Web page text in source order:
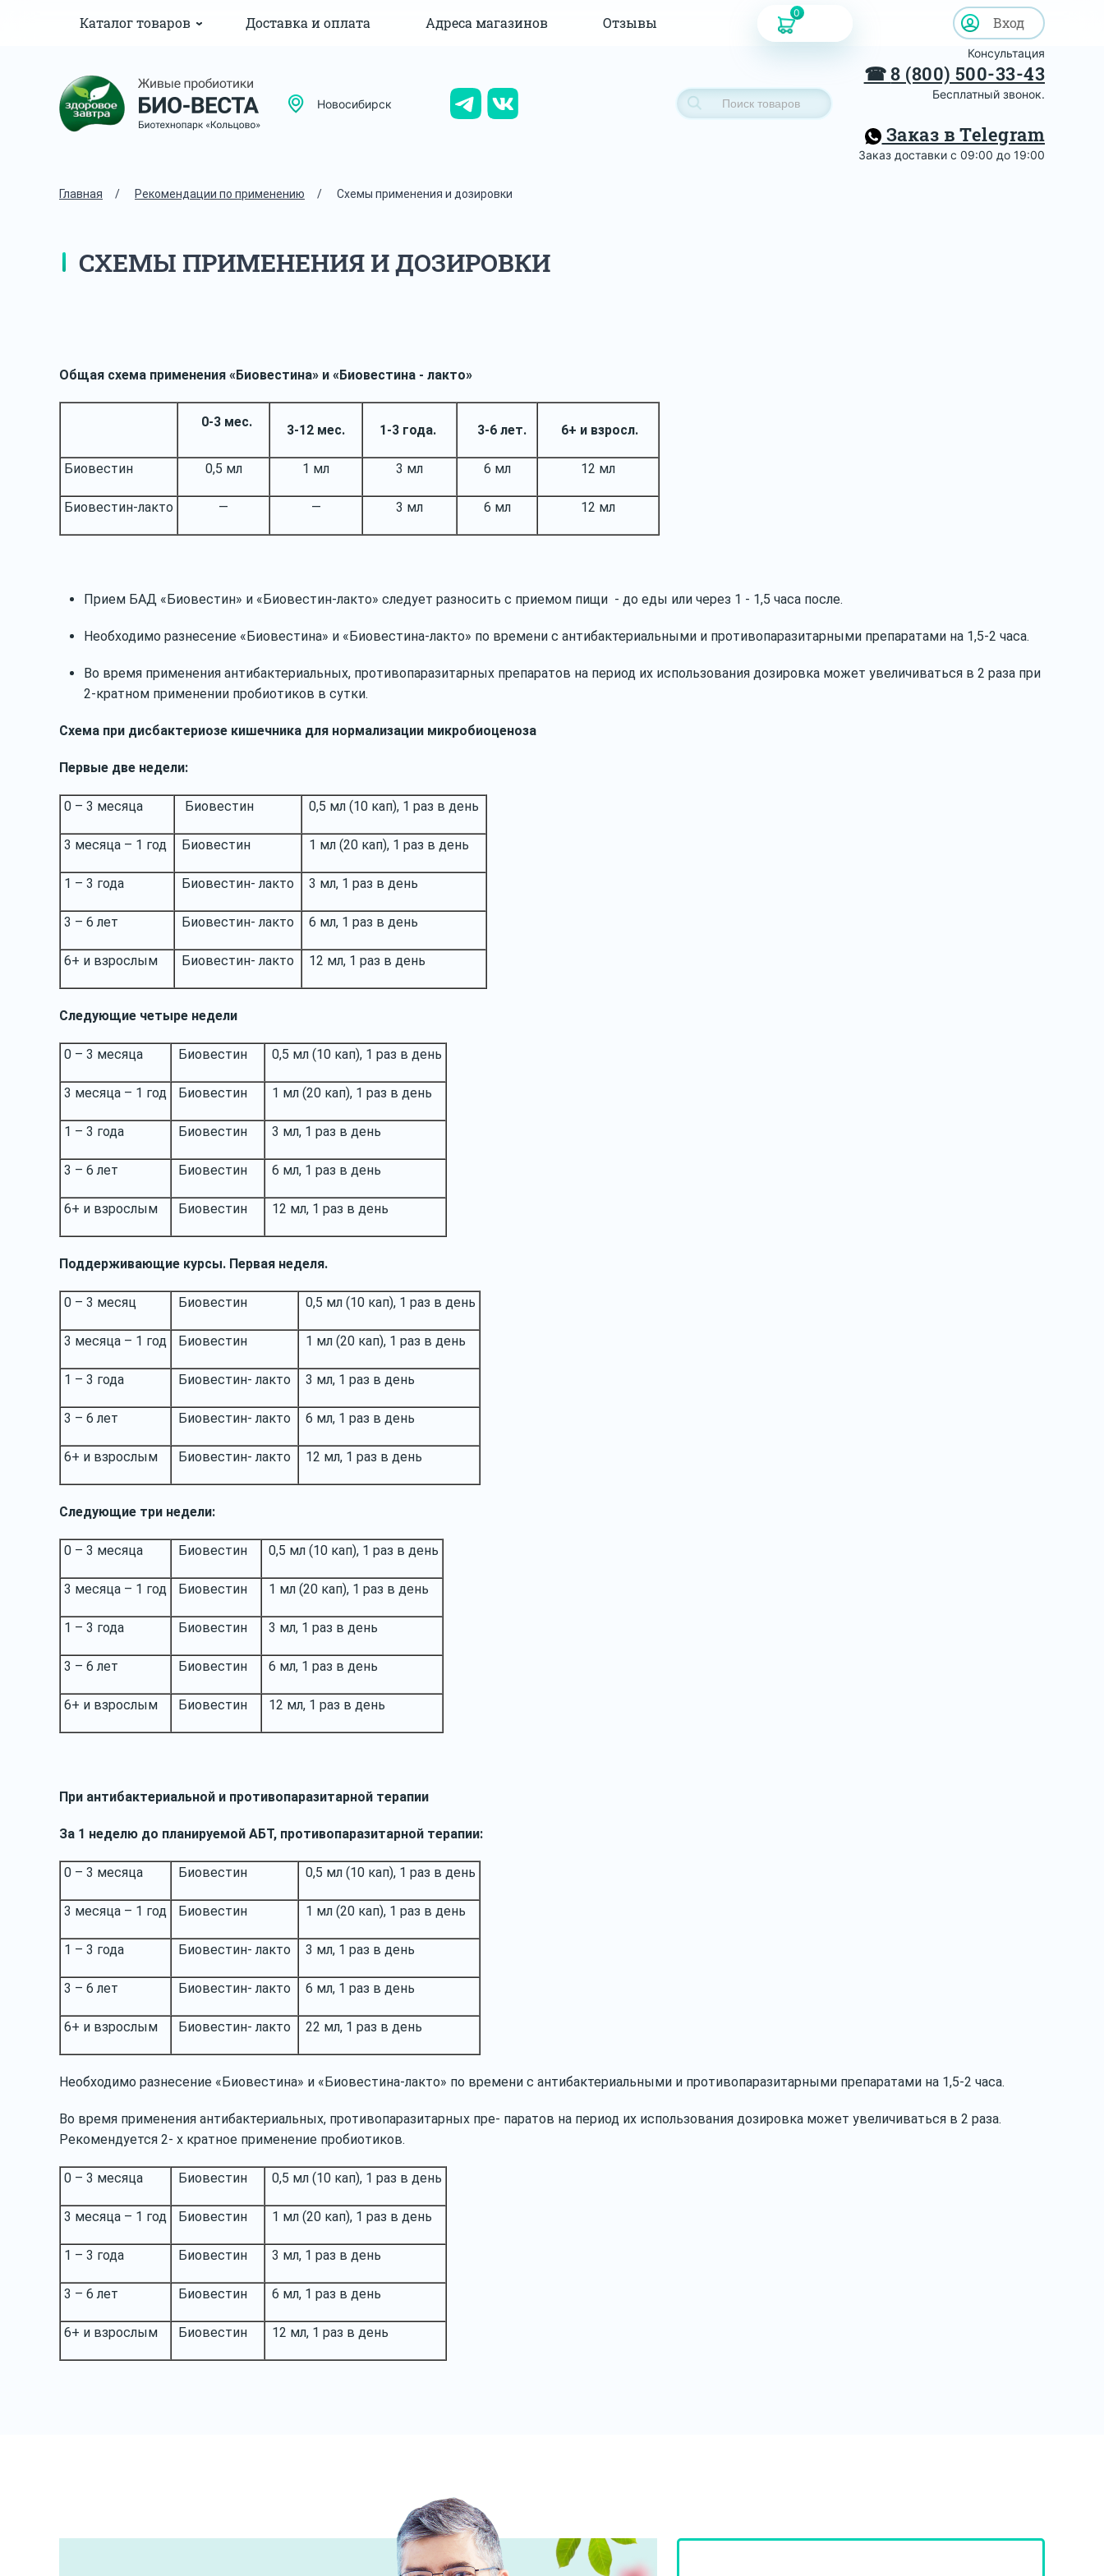
Каталог товаров Доставка и оплата Адреса магазинов Отзывы
0
Вход
Новосибирск
Консультация
☎8 (800) 500-33-43
Бесплатный звонок.
Заказ в Telegram
Заказ доставки с 09:00 до 19:00
Главная / Рекомендации по применению / Схемы применения и дозировки
СХЕМЫ ПРИМЕНЕНИЯ И ДОЗИРОВКИ
Общая схема применения «Биовестина» и «Биовестина - лакто»
0-3 мес.
3-12 мес. 1-3 года. 3-6 лет. 6+ и взросл.
Биовестин 0,5 мл 1 мл 3 мл 6 мл 12 мл
Биовестин-лакто — — 3 мл 6 мл 12 мл
Прием БАД «Биовестин» и «Биовестин-лакто» следует разносить с приемом пищи - до еды или через 1 - 1,5 часа после.
Необходимо разнесение «Биовестина» и «Биовестина-лакто» по времени с антибактериальными и противопаразитарными препаратами на 1,5-2 часа.
Во время применения антибактериальных, противопаразитарных препаратов на период их использования дозировка может увеличиваться в 2 раза при
2-кратном применении пробиотиков в сутки.
Схема при дисбактериозе кишечника для нормализации микробиоценоза
Первые две недели:
0 – 3 месяца Биовестин 0,5 мл (10 кап), 1 раз в день
3 месяца – 1 год Биовестин 1 мл (20 кап), 1 раз в день
1 – 3 года Биовестин- лакто 3 мл, 1 раз в день
3 – 6 лет Биовестин- лакто 6 мл, 1 раз в день
6+ и взрослым Биовестин- лакто 12 мл, 1 раз в день
Следующие четыре недели
0 – 3 месяца Биовестин 0,5 мл (10 кап), 1 раз в день
3 месяца – 1 год Биовестин 1 мл (20 кап), 1 раз в день
1 – 3 года Биовестин 3 мл, 1 раз в день
3 – 6 лет Биовестин 6 мл, 1 раз в день
6+ и взрослым Биовестин 12 мл, 1 раз в день
Поддерживающие курсы. Первая неделя.
0 – 3 месяц Биовестин 0,5 мл (10 кап), 1 раз в день
3 месяца – 1 год Биовестин 1 мл (20 кап), 1 раз в день
1 – 3 года Биовестин- лакто 3 мл, 1 раз в день
3 – 6 лет Биовестин- лакто 6 мл, 1 раз в день
6+ и взрослым Биовестин- лакто 12 мл, 1 раз в день
Следующие три недели:
0 – 3 месяца Биовестин 0,5 мл (10 кап), 1 раз в день
3 месяца – 1 год Биовестин 1 мл (20 кап), 1 раз в день
1 – 3 года Биовестин 3 мл, 1 раз в день
3 – 6 лет Биовестин 6 мл, 1 раз в день
6+ и взрослым Биовестин 12 мл, 1 раз в день
При антибактериальной и противопаразитарной терапии
За 1 неделю до планируемой АБТ, противопаразитарной терапии:
0 – 3 месяца Биовестин 0,5 мл (10 кап), 1 раз в день
3 месяца – 1 год Биовестин 1 мл (20 кап), 1 раз в день
1 – 3 года Биовестин- лакто 3 мл, 1 раз в день
3 – 6 лет Биовестин- лакто 6 мл, 1 раз в день
6+ и взрослым Биовестин- лакто 22 мл, 1 раз в день
Необходимо разнесение «Биовестина» и «Биовестина-лакто» по времени с антибактериальными и противопаразитарными препаратами на 1,5-2 часа.
Во время применения антибактериальных, противопаразитарных пре- паратов на период их использования дозировка может увеличиваться в 2 раза.
Рекомендуется 2- х кратное применение пробиотиков.
0 – 3 месяца Биовестин 0,5 мл (10 кап), 1 раз в день
3 месяца – 1 год Биовестин 1 мл (20 кап), 1 раз в день
1 – 3 года Биовестин 3 мл, 1 раз в день
3 – 6 лет Биовестин 6 мл, 1 раз в день
6+ и взрослым Биовестин 12 мл, 1 раз в день